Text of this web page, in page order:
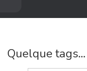
Quelque tags...